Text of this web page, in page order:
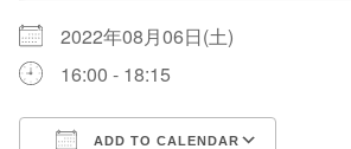
2022年08月06日(土)
16:00 - 18:15
ADD TO CALENDAR